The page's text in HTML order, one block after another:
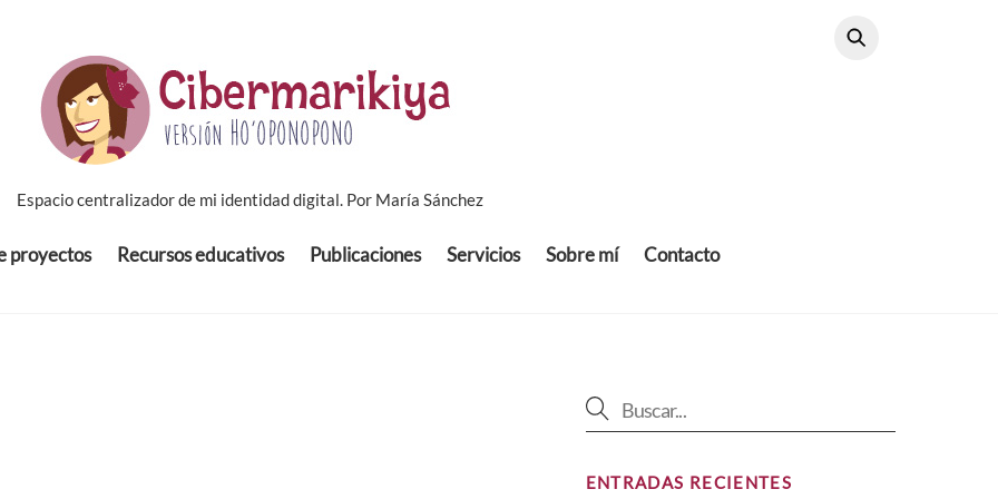
Espacio centralizador de mi identidad digital. Por María Sánchez
proyectos Recursos educativos Publicaciones Servicios Sobre mí Contacto
ENTRADAS RECIENTES